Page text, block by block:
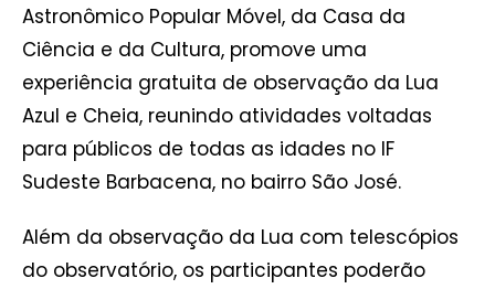
Astronômico Popular Móvel, da Casa da
Ciência e da Cultura, promove uma
experiência gratuita de observação da Lua
Azul e Cheia, reunindo atividades voltadas
para públicos de todas as idades no IF
Sudeste Barbacena, no bairro São José.
Além da observação da Lua com telescópios
do observatório, os participantes poderão